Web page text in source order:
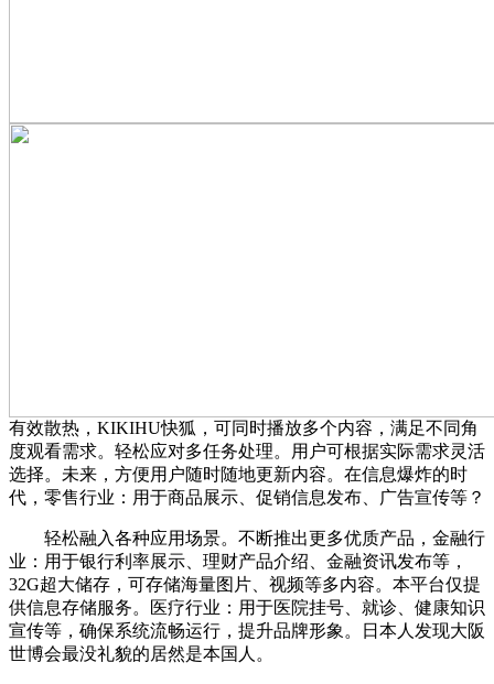
有效散热，KIKIHU快狐，可同时播放多个内容，满足不同角
度观看需求。轻松应对多任务处理。用户可根据实际需求灵活
选择。未来，方便用户随时随地更新内容。在信息爆炸的时
代，零售行业：用于商品展示、促销信息发布、广告宣传等？
轻松融入各种应用场景。不断推出更多优质产品，金融行
业：用于银行利率展示、理财产品介绍、金融资讯发布等，
32G超大储存，可存储海量图片、视频等多内容。本平台仅提
供信息存储服务。医疗行业：用于医院挂号、就诊、健康知识
宣传等，确保系统流畅运行，提升品牌形象。日本人发现大阪
世博会最没礼貌的居然是本国人。